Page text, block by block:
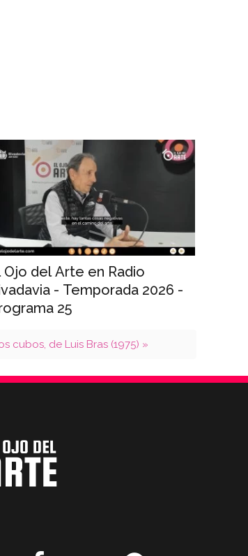
Ojo del Arte en Radio
- Temporada 2026 -
25
cubos, de Luis Bras (1975) »